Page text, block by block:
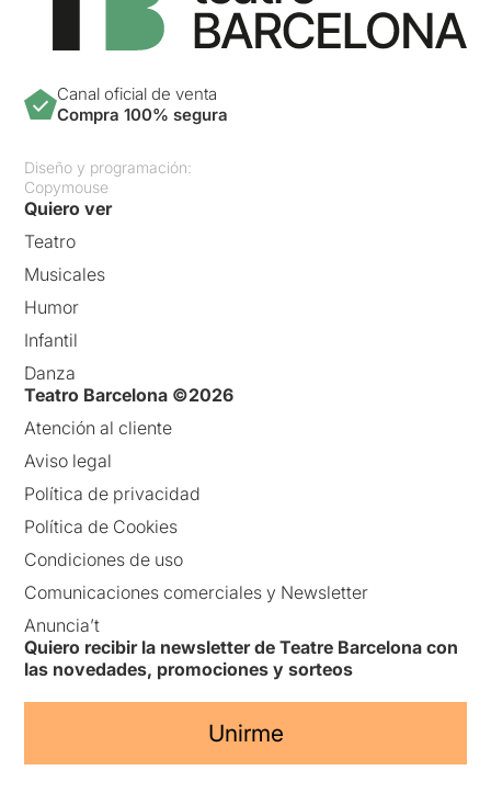
Canal oficial de venta
Compra 100% segura
Diseño y programación:
Copymouse
Quiero ver
Teatro
Musicales
Humor
Infantil
Danza
Teatro Barcelona ©2026
Atención al cliente
Aviso legal
Política de privacidad
Política de Cookies
Condiciones de uso
Comunicaciones comerciales y Newsletter
Anuncia’t
Quiero recibir la newsletter de Teatre Barcelona con
las novedades, promociones y sorteos
Unirme